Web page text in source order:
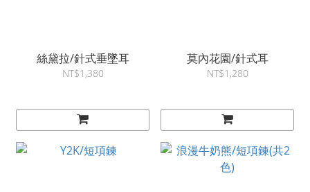
絲黛拉/針式垂墜耳
NT$1,380
莫內花園/針式耳
NT$1,280